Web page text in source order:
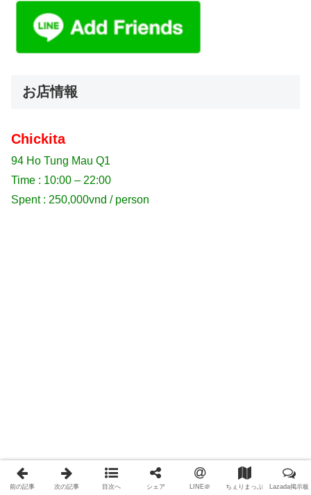
お店情報
Chickita
94 Ho Tung Mau Q1
Time : 10:00 – 22:00
Spent : 250,000vnd / person
前の記事 次の記事 目次へ シェア LINE＠ ちぇりまっぷ Lazada掲示板